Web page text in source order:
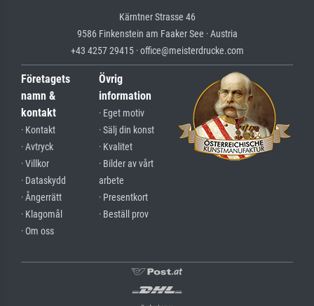
Kärntner Strasse 46
9586 Finkenstein am Faaker See · Austria
+43 4257 29415 · office@meisterdrucke.com
Företagets
namn &
kontakt
· Kontakt
· Avtryck
· Villkor
· Dataskydd
· Ångerrätt
· Klagomål
· Om oss
Övrig
information
· Eget motiv
· Sälj din konst
· Kvalitet
· Bilder av vårt
arbete
· Presentkort
· Beställ prov